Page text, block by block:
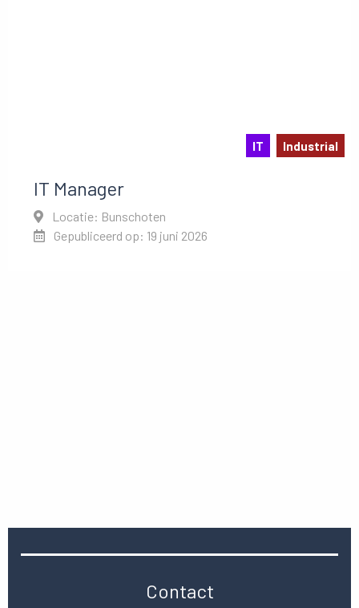
IT Industrial
IT Manager
Locatie: Bunschoten
Gepubliceerd op: 19 juni 2026
Contact